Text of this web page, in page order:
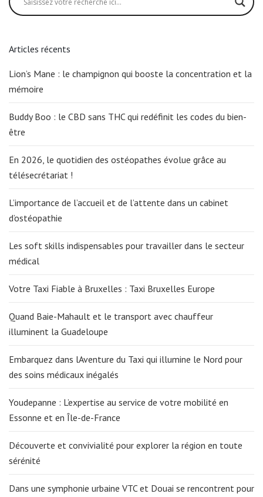
Articles récents
Lion’s Mane : le champignon qui booste la concentration et la
mémoire
Buddy Boo : le CBD sans THC qui redéfinit les codes du bien-
être
En 2026, le quotidien des ostéopathes évolue grâce au
télésecrétariat !
L’importance de l’accueil et de l’attente dans un cabinet
d’ostéopathie
Les soft skills indispensables pour travailler dans le secteur
médical
Votre Taxi Fiable à Bruxelles : Taxi Bruxelles Europe
Quand Baie-Mahault et le transport avec chauffeur
illuminent la Guadeloupe
Embarquez dans lAventure du Taxi qui illumine le Nord pour
des soins médicaux inégalés
Youdepanne : L’expertise au service de votre mobilité en
Essonne et en Île-de-France
Découverte et convivialité pour explorer la région en toute
sérénité
Dans une symphonie urbaine VTC et Douai se rencontrent pour